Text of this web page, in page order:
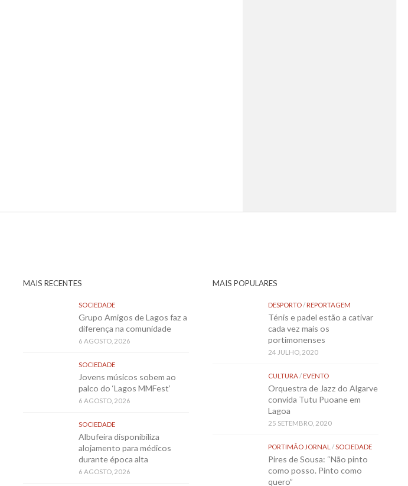
MAIS RECENTES
SOCIEDADE
Grupo Amigos de Lagos faz a
diferença na comunidade
6 AGOSTO, 2026
SOCIEDADE
Jovens músicos sobem ao
palco do ‘Lagos MMFest’
6 AGOSTO, 2026
SOCIEDADE
Albufeira disponibiliza
alojamento para médicos
durante época alta
6 AGOSTO, 2026
MAIS POPULARES
DESPORTO/REPORTAGEM
Ténis e padel estão a cativar
cada vez mais os
portimonenses
24 JULHO, 2020
CULTURA/EVENTO
Orquestra de Jazz do Algarve
convida Tutu Puoane em
Lagoa
25 SETEMBRO, 2020
PORTIMÃO JORNAL /SOCIEDADE
Pires de Sousa: “Não pinto
como posso. Pinto como
quero”